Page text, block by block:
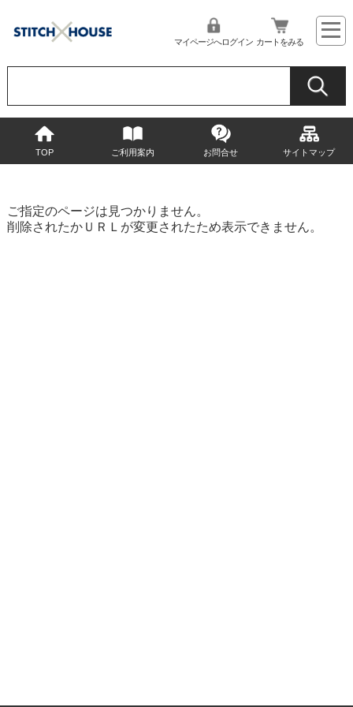
マイページへログイン カートをみる
TOP ご利用案内 お問合せ サイトマップ
ご指定のページは見つかりません。
削除されたかＵＲＬが変更されたため表示できません。